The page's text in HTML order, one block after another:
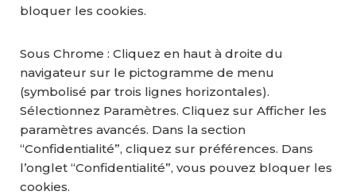
bloquer les cookies.
Sous Chrome : Cliquez en haut à droite du
navigateur sur le pictogramme de menu
(symbolisé par trois lignes horizontales).
Sélectionnez Paramètres. Cliquez sur Afficher les
paramètres avancés. Dans la section
“Confidentialité”, cliquez sur préférences. Dans
l’onglet “Confidentialité”, vous pouvez bloquer les
cookies.